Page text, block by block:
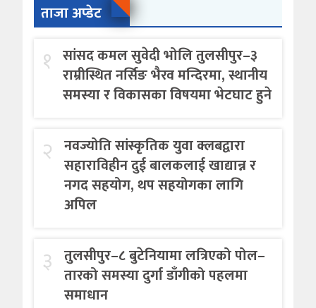
ताजा अप्डेट
१ सांसद कमल सुवेदी भोलि तुलसीपुर–३
राम्रीस्थित नर्सिङ भैरव मन्दिरमा, स्थानीय
समस्या र विकासका विषयमा भेटघाट हुने
२ नवज्योति सांस्कृतिक युवा क्लबद्वारा
सहाराविहीन दुई बालकलाई खाद्यान्न र
नगद सहयोग, थप सहयोगका लागि
अपिल
३ तुलसीपुर–८ बुटेनियामा लत्रिएको पोल–
तारको समस्या दुर्गा डाँगीको पहलमा
समाधान